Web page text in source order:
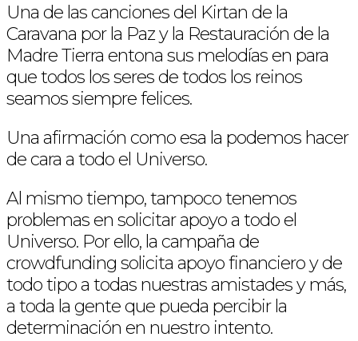
Una de las canciones del Kirtan de la
Caravana por la Paz y la Restauración de la
Madre Tierra entona sus melodías en para
que todos los seres de todos los reinos
seamos siempre felices.
Una afirmación como esa la podemos hacer
de cara a todo el Universo.
Al mismo tiempo, tampoco tenemos
problemas en solicitar apoyo a todo el
Universo. Por ello, la campaña de
crowdfunding solicita apoyo financiero y de
todo tipo a todas nuestras amistades y más,
a toda la gente que pueda percibir la
determinación en nuestro intento.